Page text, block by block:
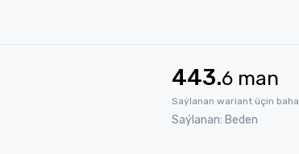
443.6 man
Saýlanan wariant üçin baha
Saýlanan: Beden